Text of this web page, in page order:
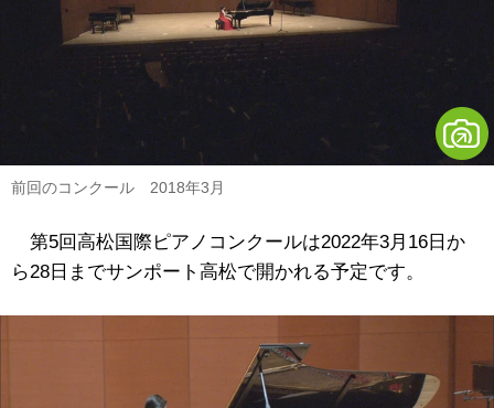
前回のコンクール 2018年3月
第5回高松国際ピアノコンクールは2022年3月16日か
ら28日までサンポート高松で開かれる予定です。